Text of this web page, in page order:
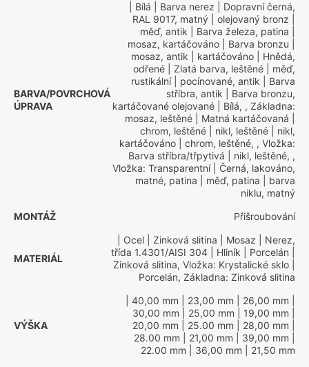
BARVA/POVRCHOVÁ
ÚPRAVA
| Bílá | Barva nerez | Dopravní černá,
RAL 9017, matný | olejovaný bronz
měď, antik | Barva železa, patina
mosaz, kartáčováno | Barva bronzu
mosaz, antik | kartáčováno | Hnědá,
odřené | Zlatá barva, leštěné | měď,
rustikální| pocínované, antik | Barva
stříbra, antik | Barva bronzu,
kartáčované olejované | Bílá, , Základna:
mosaz, leštěné | Matná kartáčovaná
chrom, leštěné | nikl, leštěné | nikl,
kartáčováno | chrom, leštěné, , Vložka:
Barva stříbra/třpytivá | nikl, leštěné, ,
Vložka: Transparentní| Černá, lakováno,
matné, patina | měď, patina | barva
niklu, matný
MONTÁŽ
Přišroubování
MATERIÁL
| Ocel | Zinková slitina | Mosaz | Nerez,
třída 1.4301/AISI 304 | Hliník | Porcelán
Zinková slitina, Vložka: Krystalické sklo
Porcelán, Základna: Zinková slitina
VÝŠKA
| 40,00 mm | 23,00 mm | 26,00 mm
30,00 mm | 25,00 mm | 19,00 mm
20,00 mm | 25.00 mm | 28,00 mm
28.00 mm | 21,00 mm | 39,00 mm
22.00 mm | 36,00 mm | 21,50 mm